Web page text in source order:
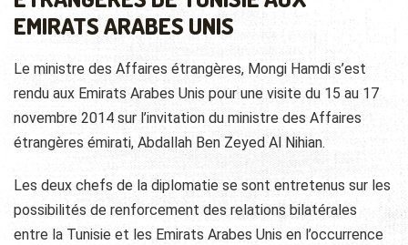
EMIRATS ARABES UNIS
Le ministre des Affaires étrangères, Mongi Hamdi s’est
rendu aux Emirats Arabes Unis pour une visite du 15 au 17
novembre 2014 sur l’invitation du ministre des Affaires
étrangères émirati, Abdallah Ben Zeyed Al Nihian.
Les deux chefs de la diplomatie se sont entretenus sur les
possibilités de renforcement des relations bilatérales
entre la Tunisie et les Emirats Arabes Unis en l’occurrence